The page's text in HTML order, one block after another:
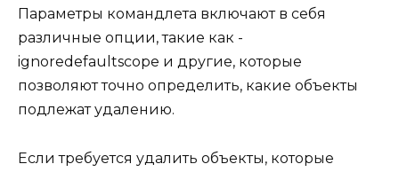
Параметры командлета включают в себя
различные опции, такие как -
ignoredefaultscope и другие, которые
позволяют точно определить, какие объекты
подлежат удалению.
Если требуется удалить объекты, которые